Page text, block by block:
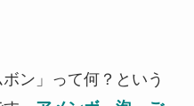
ン」って何？という